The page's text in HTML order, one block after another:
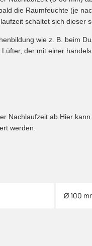
Ø 100
die Raumfeuchte (je
schaltet sich dieser
wie z. B. beim
der mit einer
Nachlaufzeit ab.Hier
werden.